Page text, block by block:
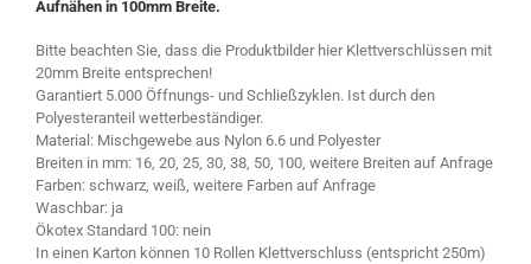
Aufnähen in 100mm Breite.
Bitte beachten Sie, dass die Produktbilder hier Klettverschlüssen mit
20mm Breite entsprechen!
Garantiert 5.000 Öffnungs- und Schließzyklen. Ist durch den
Polyesteranteil wetterbeständiger.
Material: Mischgewebe aus Nylon 6.6 und Polyester
Breiten in mm: 16, 20, 25, 30, 38, 50, 100, weitere Breiten auf Anfrage
Farben: schwarz, weiß, weitere Farben auf Anfrage
Waschbar: ja
Ökotex Standard 100: nein
In einen Karton können 10 Rollen Klettverschluss (entspricht 250m)